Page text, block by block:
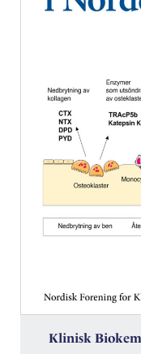
Klinisk Biokemi